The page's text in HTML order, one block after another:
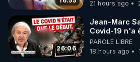
code : REGENERE10
▶ 30 jours gratuit sur
de bien-être ENVOL :
Rendez-vous sur https://
21 hours ago
26:06
Jean-Marc
Covid-19 n'a
début -
jusqu où
PAROLE LIBRE
18 hours ago